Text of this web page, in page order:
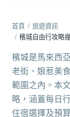
首頁 / 旅遊資訊
/ 檳城自由行攻略
檳城是馬來西
老街、娘惹美
範圍之內。本
略，涵蓋每日
住宿選擇及預